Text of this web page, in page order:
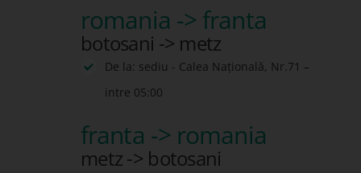
romania -> franta
botosani -> metz
De la: sediu - Calea Națională, Nr.71 –
intre 05:00
franta -> romania
metz -> botosani